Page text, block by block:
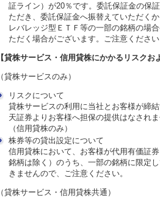
証ライン）が20％です。委託保証金の保
ただき、委託保証金へ振替えていただく
レバレッジ型ＥＴＦ等の一部の銘柄の場
ただく場合がございます。ご注意くださ
【貸株サービス・信用貸株にかかるリスクお
（貸株サービスのみ）
リスクについて
貸株サービスの利用に当社とお客様が締
天証券よりお客様へ担保の提供はなされ
（信用貸株のみ）
株券等の貸出設定について
信用貸株において、お客様が代用有価証
銘柄は除く）のうち、一部の銘柄に限定
きませんので、ご注意ください。
（貸株サービス・信用貸株共通）